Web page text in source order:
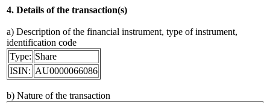
4. Details of the transaction(s)
a) Description of the financial instrument, type of instrument,
identification code
Type: Share
ISIN: AU0000066086
b) Nature of the transaction